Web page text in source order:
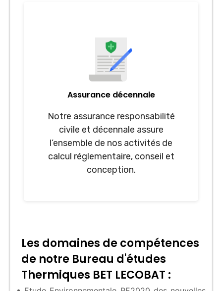
Assurance décennale
Notre assurance responsabilité
civile et décennale assure
l’ensemble de nos activités de
calcul réglementaire, conseil et
conception.
Les domaines de compétences
de notre Bureau d'études
Thermiques BET LECOBAT :